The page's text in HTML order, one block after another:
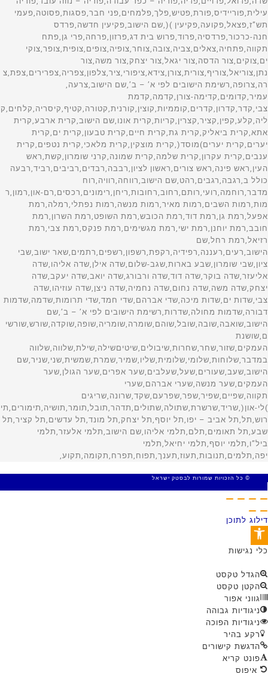
© כל הזכויות שמורות לבסטק ישראל
דילוג לתוכן
פתח סרגל נגישות
כלי נגישות
הגדל טקסט
הקטן טקסט
גווני אפור
ניגודיות גבוהה
ניגודיות הפוכה
רקע בהיר
הדגשת קישורים
פונט קריא
איפוס